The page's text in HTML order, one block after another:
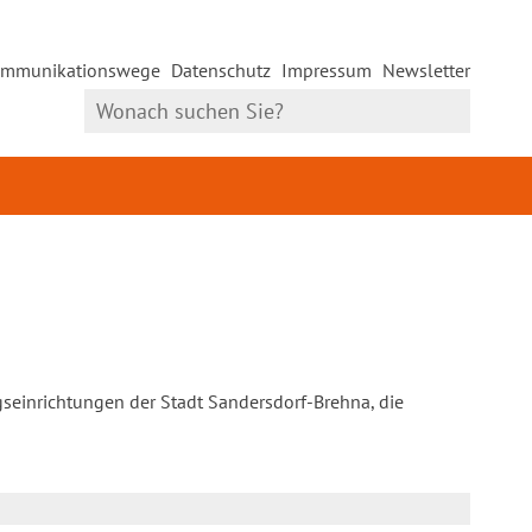
Datenschutz Impressum Newsletter
der Stadt Sandersdorf-Brehna, die